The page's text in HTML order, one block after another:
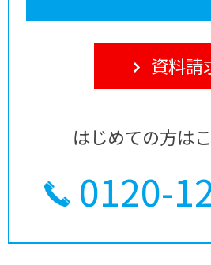
資料請
はじめての方は
0120-